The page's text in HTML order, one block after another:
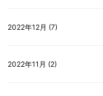
2022年12月 (7)
2022年11月 (2)